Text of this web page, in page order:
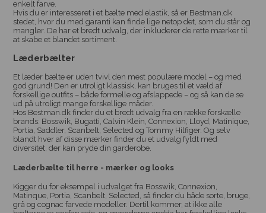
enkelt farve.
Hvis du er interesseret i et bælte med elastik, så er Bestman.dk
stedet, hvor du med garanti kan finde lige netop det, som du står og
mangler. De har et bredt udvalg, der inkluderer de rette mærker til
at skabe et blandet sortiment.
Læderbælter
Et læder bælte er uden tvivl den mest populære model – og med
god grund! Den er utroligt klassisk, kan bruges til et væld af
forskellige outfits – både formelle og afslappede – og så kan de se
ud på utroligt mange forskellige måder.
Hos Bestman.dk finder du et bredt udvalg fra en række forskælle
brands: Bosswik, Bugatti, Calvin Klein, Connexion, Lloyd, Matinique,
Portia, Saddler, Scanbelt, Selected og Tommy Hilfiger. Og selv
blandt hver af disse mærker finder du et udvalg fyldt med
diversitet, der kan pryde din garderobe.
Læderbælte til herre - mærker og looks
Kigger du for eksempel i udvalget fra Bosswik, Connexion,
Matinque, Portia, Scanbelt, Selected, så finder du både sorte, bruge,
grå og cognac farvede modeller. Dertil kommer, at ikke alle